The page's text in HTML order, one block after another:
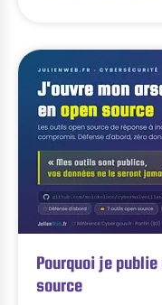
Pourquoi je
source